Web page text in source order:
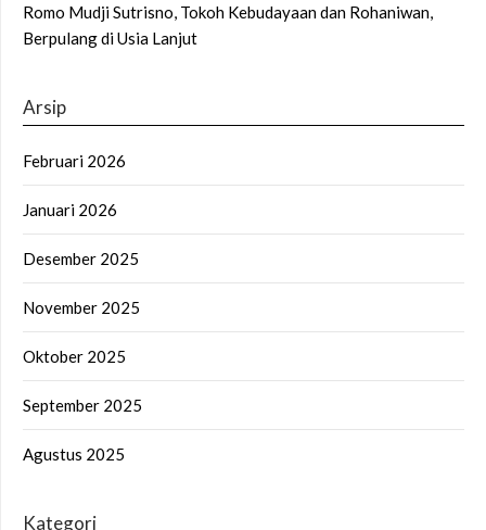
Romo Mudji Sutrisno, Tokoh Kebudayaan dan Rohaniwan,
Berpulang di Usia Lanjut
Arsip
Februari 2026
Januari 2026
Desember 2025
November 2025
Oktober 2025
September 2025
Agustus 2025
Kategori